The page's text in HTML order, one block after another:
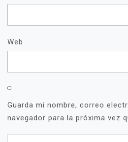
Web
Guarda mi nombre, correo
navegador para la próxima vez